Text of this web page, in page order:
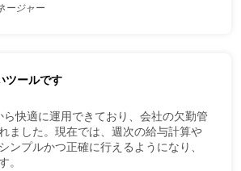
ージャー
ツールです
快適に運用できており、会社の欠勤管
ました。現在では、週次の給与計算や
ンプルかつ正確に行えるようになり、
。